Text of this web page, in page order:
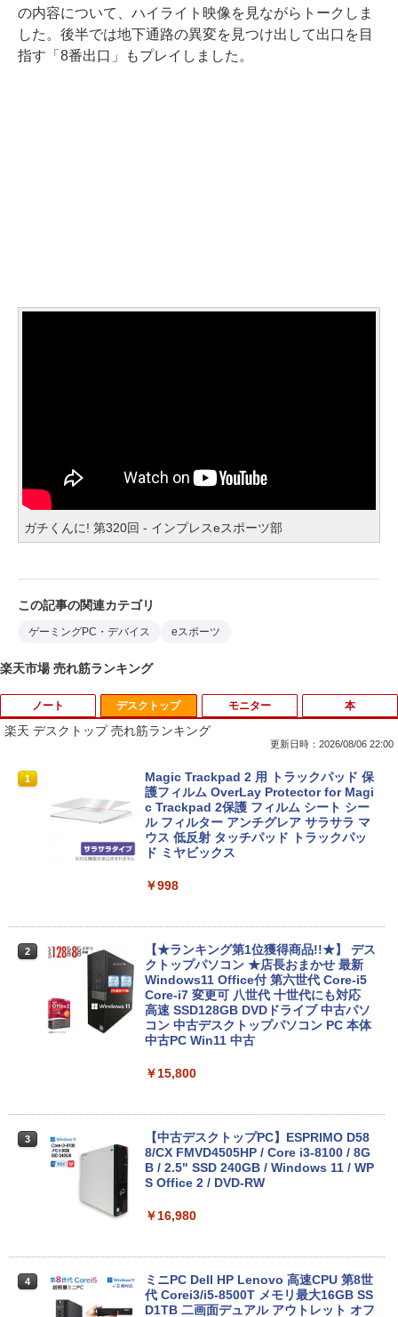
の内容について、ハイライト映像を見ながらトークしま
した。後半では地下通路の異変を見つけ出して出口を目
指す「8番出口」もプレイしました。
ガチくんに! 第320回 - インプレスeスポーツ部
この記事の関連カテゴリ
ゲーミングPC・デバイス eスポーツ
楽天市場 売れ筋ランキング
ノート
1
【中古】第4世代 Core i3搭載ノートパソ
コン 500GB 4GBメモリ DVDマルチドラ
イブ 15.6インチ Wi-Fi 【Windows10】
MS 365 Office Web 注目PC [105]
￥8,800
第7世代 | Core i5 7200U 2.5(～最大3.1)
GHz | MEM:8GB | HDD:500GB | DVDマ
ルチ | 無線LAN:あり | テンキー | Win11P
ro64Bit | ACアダプター付属
￥9,980
B/1TB選択可 13.3型 軽量 モバイル ビジ
ネス 在宅勤務 学生向け
￥12,980
ws11 富士通 LIFEBOOK A5511 第11世
代Celeron 6305U最大メモリ32GB 秒速
起動新品SSD2TB テンキー内蔵 15.6型大
デスクトップ
楽天 デスクトップ 売れ筋ランキング
更新日時：2026/08/06 22:00
1
Magic Trackpad 2 用 トラックパッド 保
護フィルム OverLay Protector for Magi
c Trackpad 2保護 フィルム シート シー
ル フィルター アンチグレア サラサラ マ
ウス 低反射 タッチパッド トラックパッ
ド ミヤビックス
￥998
2
【★ランキング第1位獲得商品!!★】 デス
クトップパソコン ★店長おまかせ 最新
Windows11 Office付 第六世代 Core-i5
Core-i7 変更可 八世代 十世代にも対応
高速 SSD128GB DVDドライブ 中古パソ
コン 中古デスクトップパソコン PC 本体
中古PC Win11 中古
￥15,800
3
【中古デスクトップPC】ESPRIMO D58
8/CX FMVD4505HP / Core i3-8100 / 8G
B / 2.5" SSD 240GB / Windows 11 / WP
S Office 2 / DVD-RW
￥16,980
4
ミニPC Dell HP Lenovo 高速CPU 第8世
代 Corei3/i5-8500T メモリ最大16GB SS
D1TB 二画面デュアル アウトレット オフ
モニター 本